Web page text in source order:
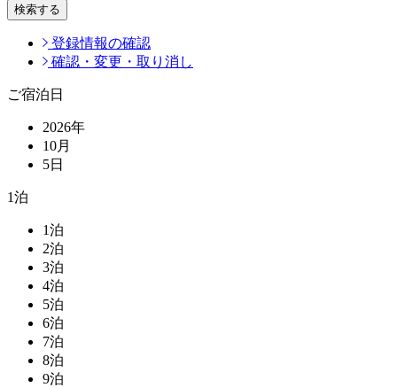
検索する
登録情報の確認
確認・変更・取り消し
ご宿泊日
2026年
10月
5日
1泊
1泊
2泊
3泊
4泊
5泊
6泊
7泊
8泊
9泊